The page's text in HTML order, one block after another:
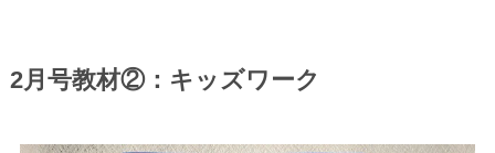
2月号教材②：キッズワーク